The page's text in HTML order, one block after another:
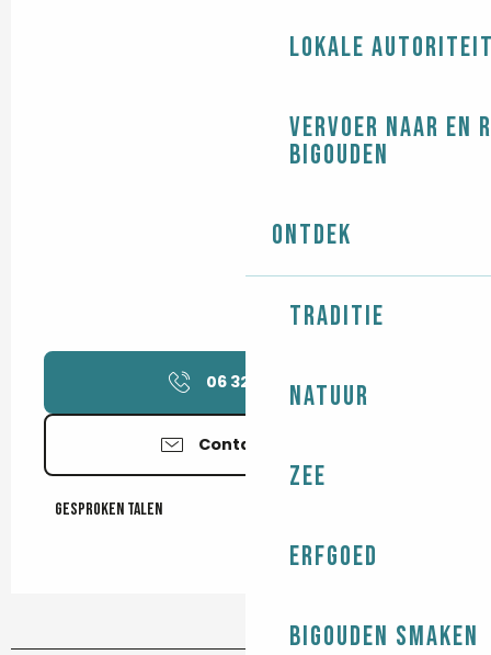
Lokale
Vervoer naar en
Bigouden
Ontdek
Traditie
Natuur
Zee
Erfgoed
Bigouden smaken
06 32 29 73 ▒▒
Contacteer ons
Gesproken talen
Gesproken talen